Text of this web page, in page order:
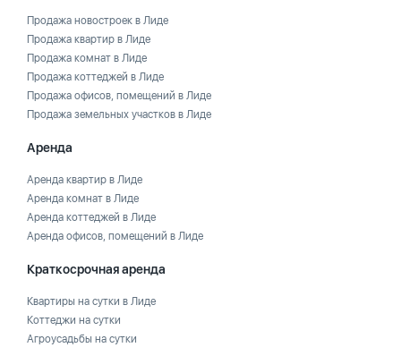
Продажа новостроек в Лиде
Продажа квартир в Лиде
Продажа комнат в Лиде
Продажа коттеджей в Лиде
Продажа офисов, помещений в Лиде
Продажа земельных участков в Лиде
Аренда
Аренда квартир в Лиде
Аренда комнат в Лиде
Аренда коттеджей в Лиде
Аренда офисов, помещений в Лиде
Краткосрочная аренда
Квартиры на сутки в Лиде
Коттеджи на сутки
Агроусадьбы на сутки